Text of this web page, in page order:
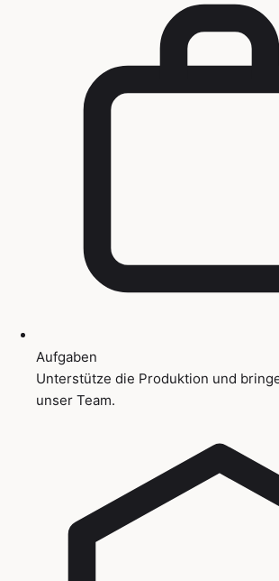
Aufgaben
Unterstütze die Produktion und
unser Team.